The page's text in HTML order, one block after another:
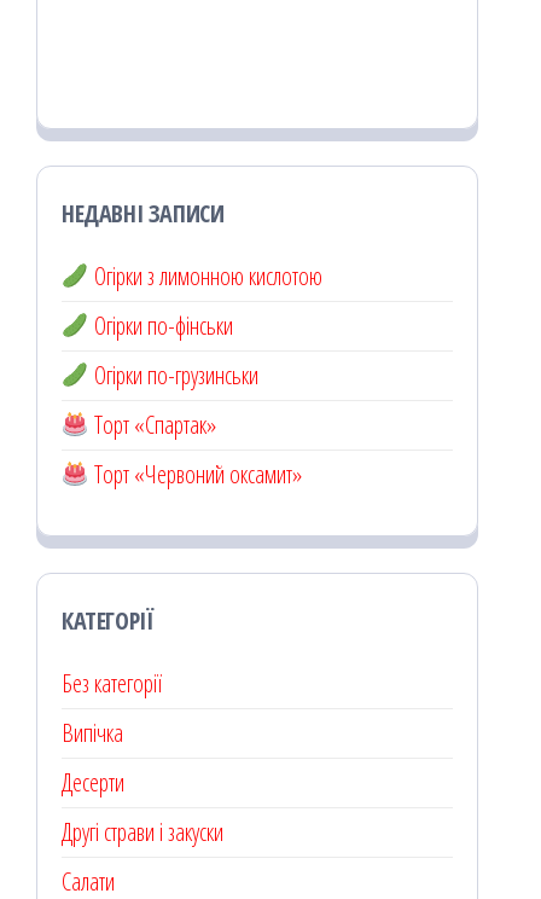
НЕДАВНІ ЗАПИСИ
Огірки з лимонною кислотою
Огірки по-фінськи
Огірки по-грузинськи
Торт «Спартак»
Торт «Червоний оксамит»
КАТЕГОРІЇ
Без категорії
Випічка
Десерти
Другі страви і закуски
Салати